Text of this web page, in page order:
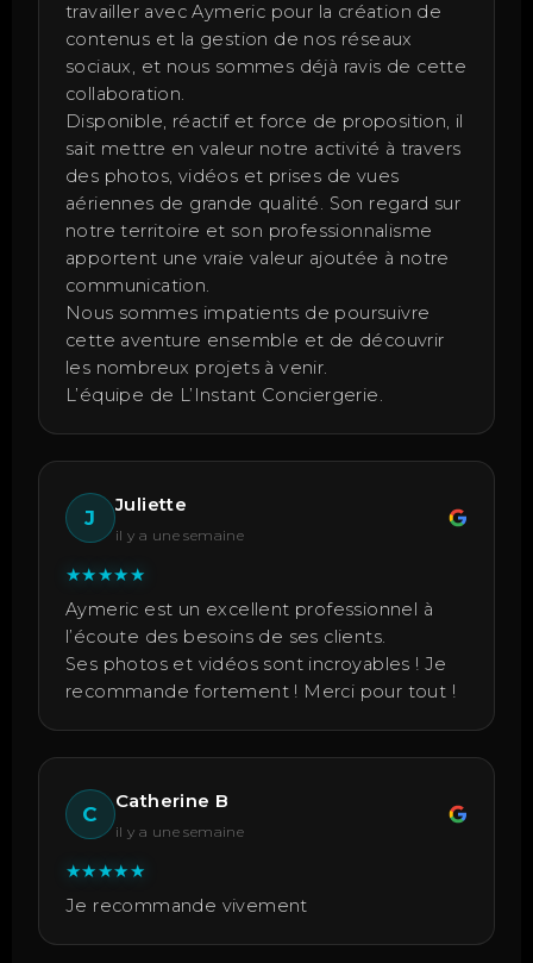
travailler avec Aymeric pour la création de
contenus et la gestion de nos réseaux
sociaux, et nous sommes déjà ravis de cette
collaboration.
Disponible, réactif et force de proposition, il
sait mettre en valeur notre activité à travers
des photos, vidéos et prises de vues
aériennes de grande qualité. Son regard sur
notre territoire et son professionnalisme
apportent une vraie valeur ajoutée à notre
communication.
Nous sommes impatients de poursuivre
cette aventure ensemble et de découvrir
les nombreux projets à venir.
L’équipe de L’Instant Conciergerie.
J
Juliette
il y a une semaine
★★★★★
Aymeric est un excellent professionnel à
l’écoute des besoins de ses clients.
Ses photos et vidéos sont incroyables ! Je
recommande fortement ! Merci pour tout !
C
Catherine B
il y a une semaine
★★★★★
Je recommande vivement